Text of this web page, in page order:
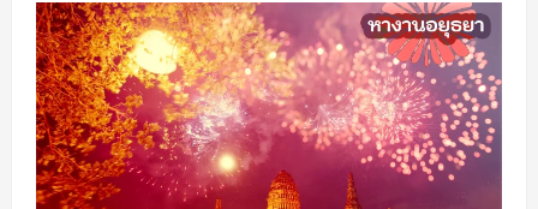
งาน
นครปฐม
ยุค
ของ
AI
มี
ผล
ต่อ
การ
จ้าง
งาน
หรือ